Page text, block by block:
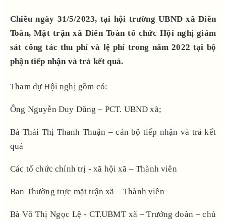
Chiều ngày 31/5/2023, tại hội trường UBND xã Diên
Toàn, Mặt trận xã Diên Toàn tổ chức Hội nghị giám
sát công tác thu phí và lệ phí trong năm 2022 tại bộ
phận tiếp nhận và trả kết quả.
Tham dự Hội nghị gồm có:
Ông Nguyễn Duy Dũng – PCT. UBND xã;
Bà Thái Thị Thanh Thuận – cán bộ tiếp nhận và trả kết
quả
Các tổ chức chính trị - xã hội xã – Thành viên
Ban Thường trực mặt trận xã – Thành viên
Bà Võ Thị Ngọc Lệ - CT.UBMT xã – Trưởng đoàn – chủ